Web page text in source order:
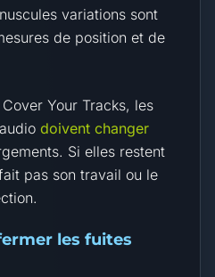
variations sont
de position et de
Your Tracks, les
doivent changer
Si elles restent
pas son travail ou le
les fuites